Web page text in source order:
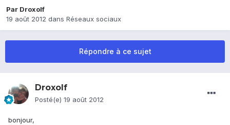
Par Droxolf
19 août 2012 dans Réseaux sociaux
Répondre à ce sujet
Droxolf
Posté(e) 19 août 2012
bonjour,